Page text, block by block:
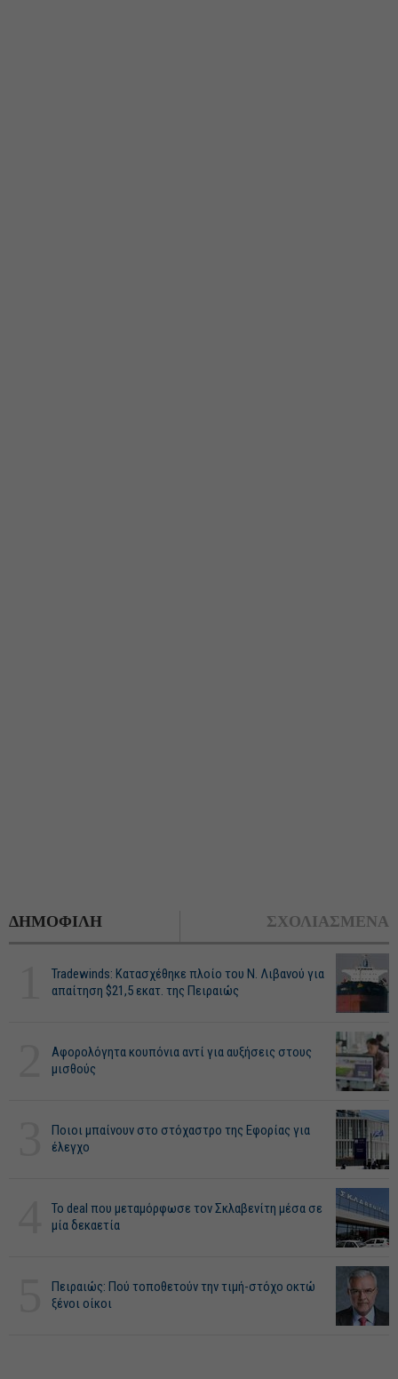
ΔΗΜΟΦΙΛΗ ΣΧΟΛΙΑΣΜΕΝΑ
Tradewinds: Κατασχέθηκε πλοίο του Ν. Λιβανού για
απαίτηση $21,5 εκατ. της Πειραιώς
Αφορολόγητα κουπόνια αντί για αυξήσεις στους
μισθούς
Ποιοι μπαίνουν στο στόχαστρο της Εφορίας για
έλεγχο
Το deal που μεταμόρφωσε τον Σκλαβενίτη μέσα σε
μία δεκαετία
Πειραιώς: Πού τοποθετούν την τιμή-στόχο οκτώ
ξένοι οίκοι